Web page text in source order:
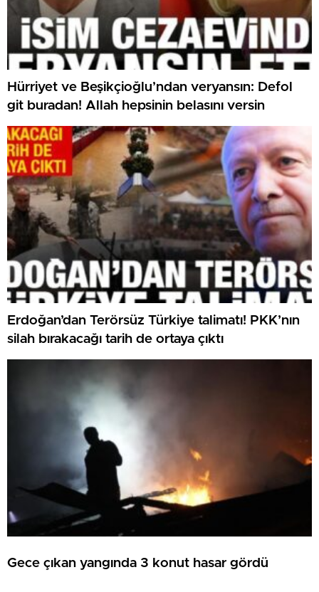
Hürriyet ve Beşikçioğlu’ndan veryansın: Defol
git buradan! Allah hepsinin belasını versin
Erdoğan’dan Terörsüz Türkiye talimatı! PKK’nın
silah bırakacağı tarih de ortaya çıktı
Gece çıkan yangında 3 konut hasar gördü